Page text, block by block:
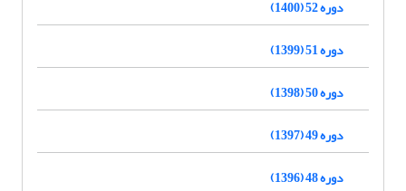
دوره 52 (1400)
دوره 51 (1399)
دوره 50 (1398)
دوره 49 (1397)
دوره 48 (1396)